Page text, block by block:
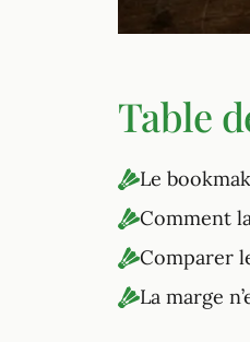
Table
Le
Comment
Comparer
La marge